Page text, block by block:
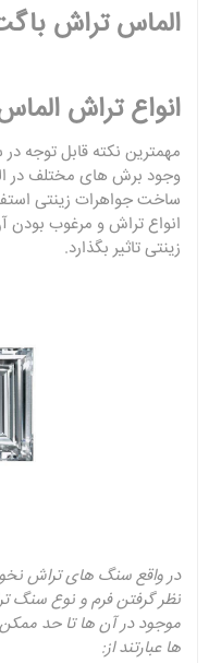
الماس تراش
انواع تراش
مهمترین نکته قابل توجه
وجود برش های مختلف در
ساخت جواهرات زینتی
انواع تراش و مرغوب بودن
زینتی تاثیر بگذارد.
در واقع سنگ های تراش
نظر گرفتن فرم و نوع سنگ
موجود در آن ها تا حد
ها عبارتند از: